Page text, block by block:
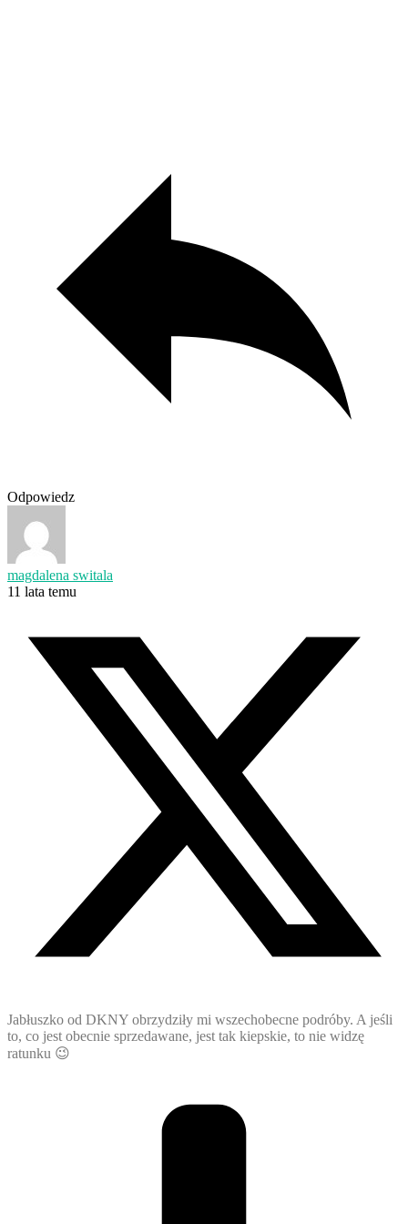
Odpowiedz
magdalena switala
11 lata temu
Jabłuszko od DKNY obrzydziły mi wszechobecne podróby. A jeśli
to, co jest obecnie sprzedawane, jest tak kiepskie, to nie widzę
ratunku 😉